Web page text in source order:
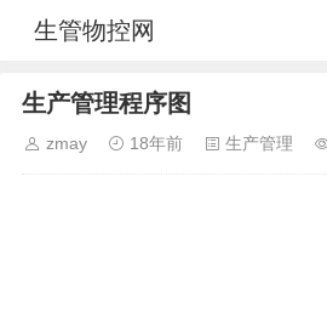
生管物控网
生产管理程序图
zmay 18年前 生产管理